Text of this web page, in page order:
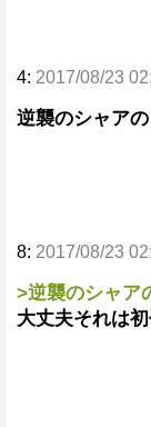
4: 2017/08/23
逆襲のシャア
8: 2017/08/23
>逆襲のシャア
大丈夫それは